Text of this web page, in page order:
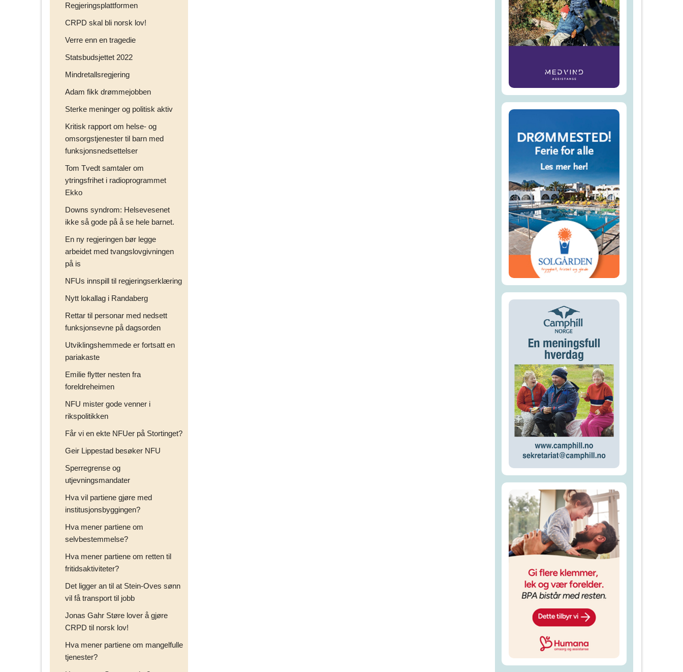
Regjeringsplattformen
CRPD skal bli norsk lov!
Verre enn en tragedie
Statsbudsjettet 2022
Mindretallsregjering
Adam fikk drømmejobben
Sterke meninger og politisk aktiv
Kritisk rapport om helse- og
omsorgstjenester til barn med
funksjonsnedsettelser
Tom Tvedt samtaler om
ytringsfrihet i radioprogrammet
Ekko
Downs syndrom: Helsevesenet
ikke så gode på å se hele barnet.
En ny regjeringen bør legge
arbeidet med tvangslovgivningen
på is
NFUs innspill til regjeringserklæring
Nytt lokallag i Randaberg
Rettar til personar med nedsett
funksjonsevne på dagsorden
Utviklingshemmede er fortsatt en
pariakaste
Emilie flytter nesten fra
foreldreheimen
NFU mister gode venner i
rikspolitikken
Får vi en ekte NFUer på Stortinget?
Geir Lippestad besøker NFU
Sperregrense og
utjevningsmandater
Hva vil partiene gjøre med
institusjonsbyggingen?
Hva mener partiene om
selvbestemmelse?
Hva mener partiene om retten til
fritidsaktiviteter?
Det ligger an til at Stein-Oves sønn
vil få transport til jobb
Jonas Gahr Støre lover å gjøre
CRPD til norsk lov!
Hva mener partiene om mangelfulle
tjenester?